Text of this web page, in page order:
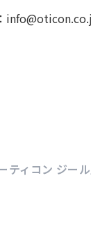
ティコン ジ